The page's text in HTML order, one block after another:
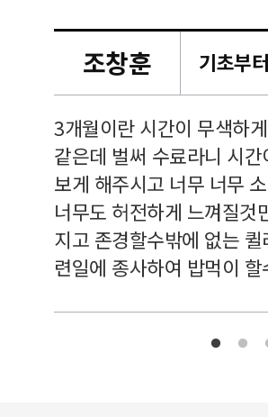
조창훈
3개월이란 시간이 무색하
같은데 벌써 수료라니 시
보게 해주시고 너무 너무
너무도 허전하게 느껴질것
지고 존경할수밖에 없는
련일에 종사하여 밥먹이